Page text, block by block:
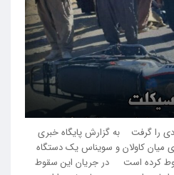
مرد ۶۵ ساله مهابادی را گرفت به گزارش پایگاه خبری
میان کاولان و سویناس یک دستگاه
کرده است در جریان این سقوط